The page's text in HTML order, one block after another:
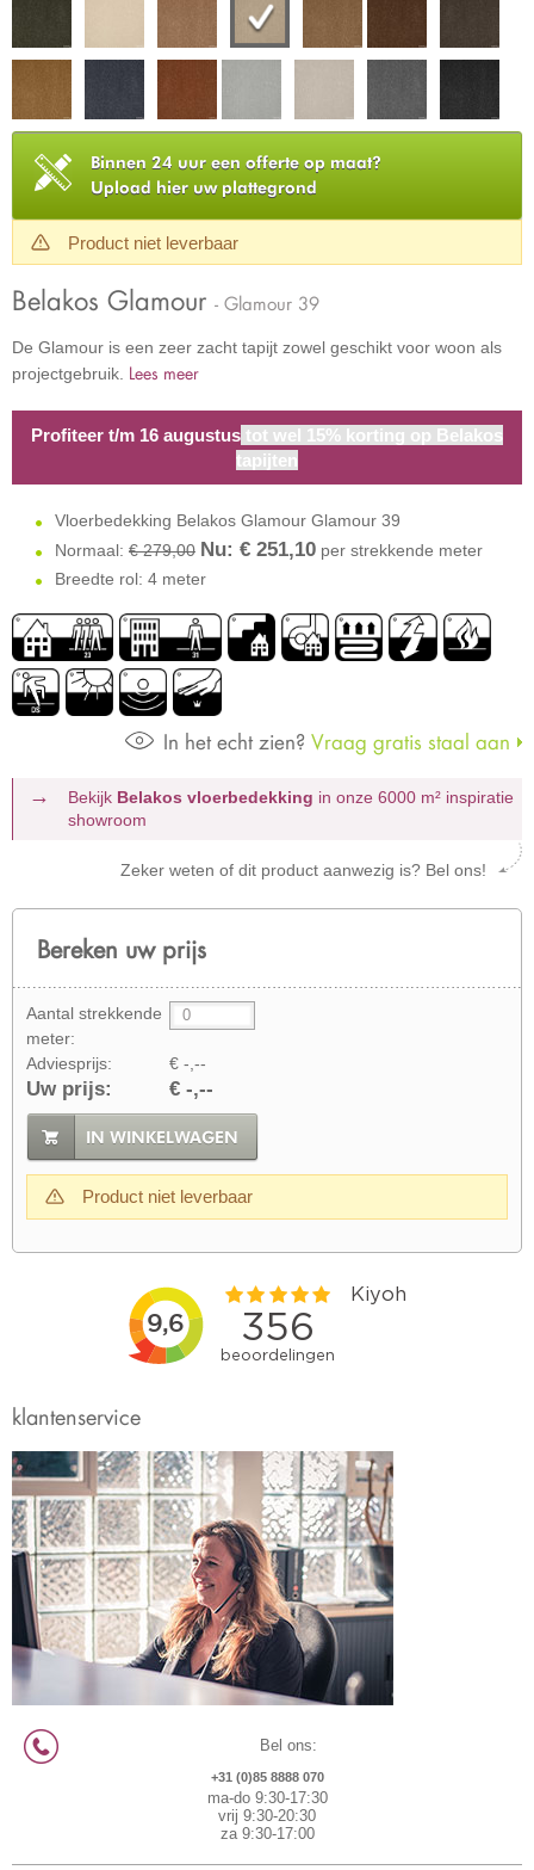
Binnen 24 uur een offerte op maat?
Upload hier uw plattegrond
Product niet leverbaar
Belakos Glamour - Glamour 39
De Glamour is een zeer zacht tapijt zowel geschikt voor woon als
projectgebruik. Lees meer
Profiteer t/m 16 augustus tot wel 15% korting op Belakos
tapijten
Vloerbedekking Belakos Glamour Glamour 39
Normaal: € 279,00 Nu: € 251,10 per strekkende meter
Breedte rol: 4 meter
In het echt zien? Vraag gratis staal aan
Bekijk Belakos vloerbedekking in onze 6000 m² inspiratie
showroom
Zeker weten of dit product aanwezig is? Bel ons!
Bereken uw prijs
Aantal strekkende
meter:
Adviesprijs:
€ -,--
Uw prijs: € -,--
IN WINKELWAGEN
Product niet leverbaar
klantenservice
Bel ons:
+31 (0)85 8888 070
ma-do 9:30-17:30
vrij 9:30-20:30
za 9:30-17:00